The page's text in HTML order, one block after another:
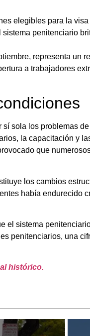
elegibles para la
penitenciario
representa un
a trabajadores
sola los problemas
la capacitación y
que
los cambios
había endurecido
el sistema
penitenciarios, una
histórico.